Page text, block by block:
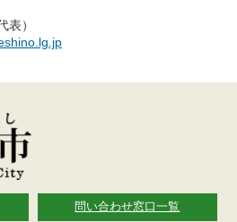
表）
問い合わせ窓口一覧